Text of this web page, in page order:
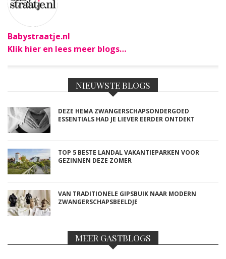
Babystraatje.nl
Klik hier en lees meer blogs…
NIEUWSTE BLOGS
DEZE HEMA ZWANGERSCHAPSONDERGOED
ESSENTIALS HAD JE LIEVER EERDER ONTDEKT
TOP 5 BESTE LANDAL VAKANTIEPARKEN VOOR
GEZINNEN DEZE ZOMER
VAN TRADITIONELE GIPSBUIK NAAR MODERN
ZWANGERSCHAPSBEELDJE
MEER GASTBLOGS